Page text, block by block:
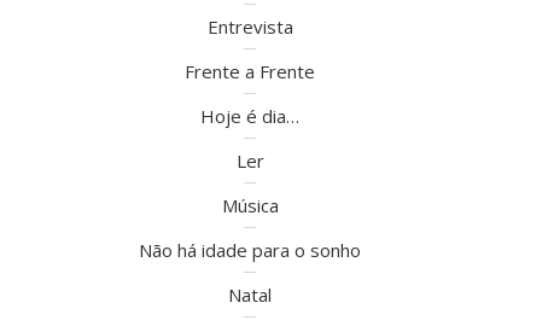
Entrevista
Frente a Frente
Hoje é dia…
Ler
Música
Não há idade para o sonho
Natal